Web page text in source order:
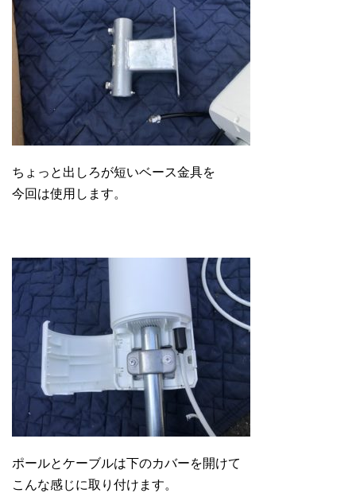
ちょっと出しろが短いベース金具を
今回は使用します。
ポールとケーブルは下のカバーを開けて
こんな感じに取り付けます。